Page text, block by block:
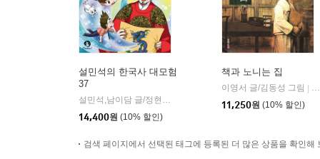
설민석의 한국사 대모험
37
설민석,남이담 글/정현희 그림/강석화 감수 | 단꿈아이
14,400원 (10% 할인)
책과 노니는 집
이영서 글/김동성 그림
11,250원 (10% 할인)
검색 페이지에서 선택된 태그에 등록된 더 많은 상품을 확인해